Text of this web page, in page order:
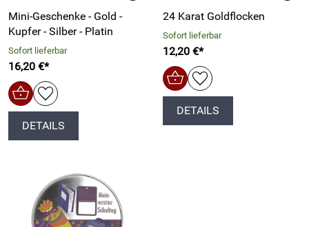
Mini-Geschenke - Gold -
Kupfer - Silber - Platin
Sofort lieferbar
16,20 €*
DETAILS
24 Karat Goldflocken
Sofort lieferbar
12,20 €*
DETAILS